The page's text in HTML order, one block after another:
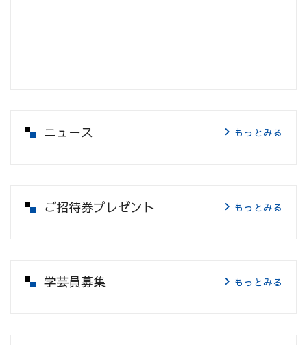
ニュース もっとみる
ご招待券プレゼント もっとみる
学芸員募集 もっとみる